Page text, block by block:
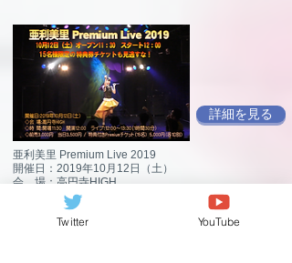
詳細を見る
亜利美里 Premium Live 2019
開催日：2019年10月12日（土）
会 場：高円寺HIGH
時 間：開場11:30 開演12:00
料 金：前売3,000円 当日3,500円（各1Ｄ別）
特典付きPremiumチケット（15名） 5,000円（1D別）
Twitter YouTube